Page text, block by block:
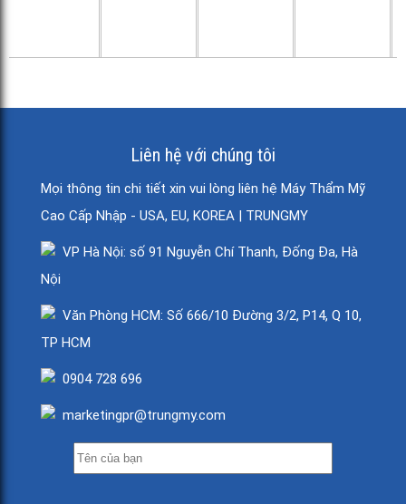
Liên hệ với chúng tôi
Mọi thông tin chi tiết xin vui lòng liên hệ Máy Thẩm Mỹ
Cao Cấp Nhập - USA, EU, KOREA | TRUNGMY
VP Hà Nội: số 91 Nguyễn Chí Thanh, Đống Đa, Hà
Nội
Văn Phòng HCM: Số 666/10 Đường 3/2, P14, Q 10,
TP HCM
0904 728 696
marketingpr@trungmy.com